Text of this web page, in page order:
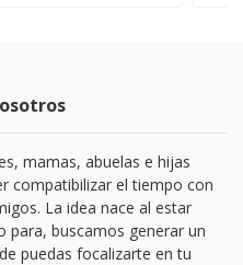
mamas, abuelas e hijas
compatibilizar el tiempo con
La idea nace al estar
para, buscamos generar un
puedas focalizarte en tu